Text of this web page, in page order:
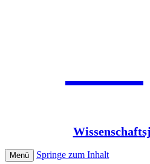
Menü Springe zum Inhalt